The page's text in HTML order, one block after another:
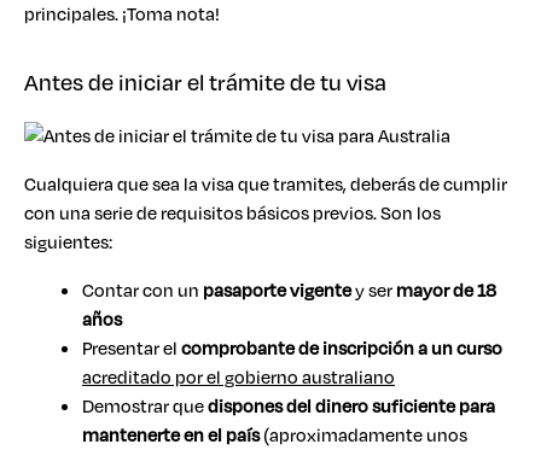
principales. ¡Toma nota!
Antes de iniciar el trámite de tu visa
Cualquiera que sea la visa que tramites, deberás de cumplir
con una serie de requisitos básicos previos. Son los
siguientes:
Contar con un pasaporte vigentey sermayor de 18
años
Presentar elcomprobante de inscripción a un curso
acreditado por el gobierno australiano
Demostrar quedispones del dinero suficiente para
mantenerte en el país(aproximadamente unos